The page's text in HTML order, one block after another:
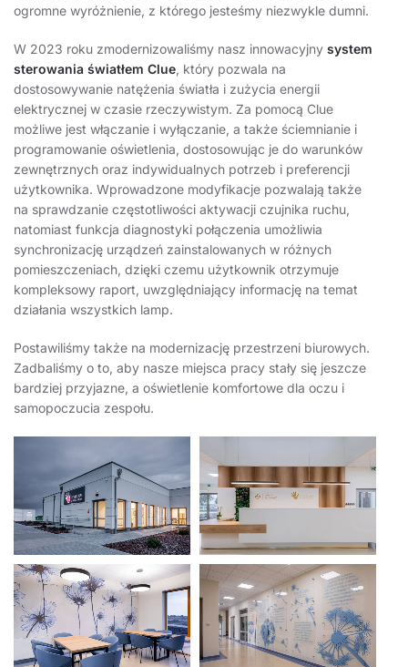
ogromne wyróżnienie, z którego jesteśmy niezwykle dumni.
W 2023 roku zmodernizowaliśmy nasz innowacyjny system
sterowania światłem Clue, który pozwala na
dostosowywanie natężenia światła i zużycia energii
elektrycznej w czasie rzeczywistym. Za pomocą Clue
możliwe jest włączanie i wyłączanie, a także ściemnianie i
programowanie oświetlenia, dostosowując je do warunków
zewnętrznych oraz indywidualnych potrzeb i preferencji
użytkownika. Wprowadzone modyfikacje pozwalają także
na sprawdzanie częstotliwości aktywacji czujnika ruchu,
natomiast funkcja diagnostyki połączenia umożliwia
synchronizację urządzeń zainstalowanych w różnych
pomieszczeniach, dzięki czemu użytkownik otrzymuje
kompleksowy raport, uwzględniający informację na temat
działania wszystkich lamp.
Postawiliśmy także na modernizację przestrzeni biurowych.
Zadbaliśmy o to, aby nasze miejsca pracy stały się jeszcze
bardziej przyjazne, a oświetlenie komfortowe dla oczu i
samopoczucia zespołu.